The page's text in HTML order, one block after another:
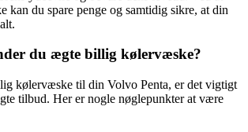
kan du spare penge og samtidig sikre, at din
du ægte billig kølervæske?
kølervæske til din Volvo Penta, er det vigtigt
tilbud. Her er nogle nøglepunkter at være